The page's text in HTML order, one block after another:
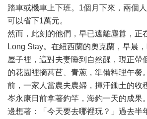
踏車或機車上下班。1個月下來，兩個
可以省下1萬元。
然而，此刻的他們，早已遠離塵囂，正
Long Stay。在紐西蘭的奧克蘭，早晨
屋子裡，這對夫妻睡到自然醒，現正帶
的花園裡摘萵苣、青蔥，準備料理午餐
前，一家人當農夫農婦，揮汗鋤土的收
岑永康日前拿著釣竿，海釣一天的成果
邊想著：「今天要去哪裡玩？」過去半